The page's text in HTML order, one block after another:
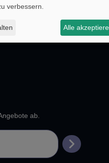
Anfrage
oder ein entsprechendes
Individuelle Anfrage
ab.
verbessern.
Alle